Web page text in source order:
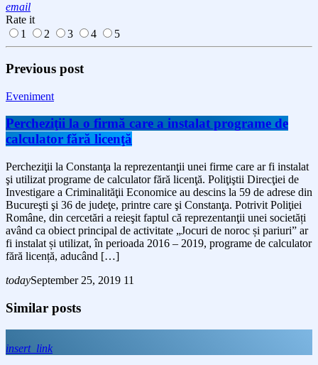
email
Rate it
1
2 3 4 5
Previous post
Eveniment
Percheziţii la o firmă care a instalat programe de
calculator fără licenţă
Percheziţii la Constanţa la reprezentanţii unei firme care ar fi instalat
şi utilizat programe de calculator fără licenţă. Poliţiştii Direcţiei de
Investigare a Criminalităţii Economice au descins la 59 de adrese din
Bucureşti şi 36 de judeţe, printre care şi Constanţa. Potrivit Poliţiei
Române, din cercetări a reieşit faptul că reprezentanţii unei societăți
având ca obiect principal de activitate „Jocuri de noroc și pariuri” ar
fi instalat și utilizat, în perioada 2016 – 2019, programe de calculator
fără licență, aducând […]
todaySeptember 25, 2019 11
Similar posts
insert_link